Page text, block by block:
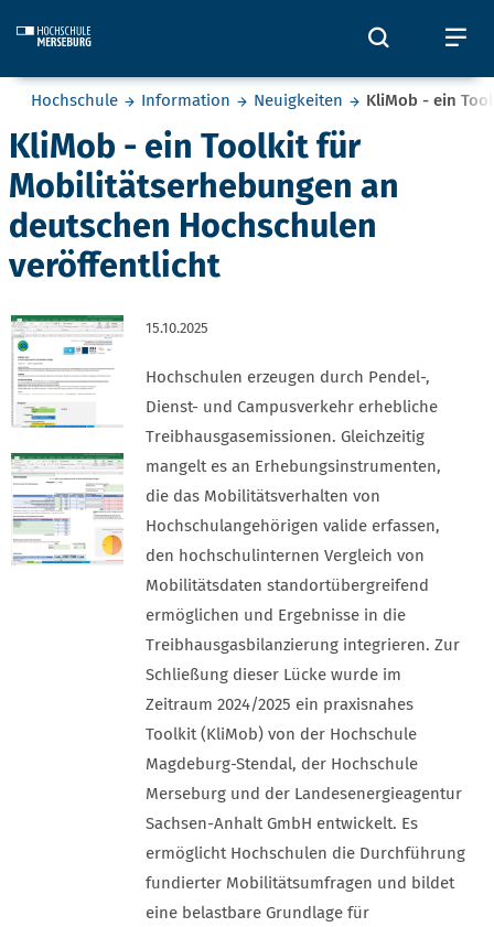
Öffnet
Sie befinden sich hier:
Hochschule Information Neuigkeiten KliMob - ein
KliMob - ein Toolkit für
Mobilitätserhebungen an
deutschen Hochschulen
veröffentlicht
15.10.2025
Hochschulen erzeugen durch Pendel-,
Dienst- und Campusverkehr erhebliche
Treibhausgasemissionen. Gleichzeitig
mangelt es an Erhebungsinstrumenten,
die das Mobilitätsverhalten von
Hochschulangehörigen valide erfassen,
den hochschulinternen Vergleich von
Mobilitätsdaten standortübergreifend
ermöglichen und Ergebnisse in die
Treibhausgasbilanzierung integrieren. Zur
Schließung dieser Lücke wurde im
Zeitraum 2024/2025 ein praxisnahes
Toolkit (KliMob) von der Hochschule
Magdeburg-Stendal, der Hochschule
Merseburg und der Landesenergieagentur
Sachsen-Anhalt GmbH entwickelt. Es
ermöglicht Hochschulen die Durchführung
fundierter Mobilitätsumfragen und bildet
eine belastbare Grundlage für